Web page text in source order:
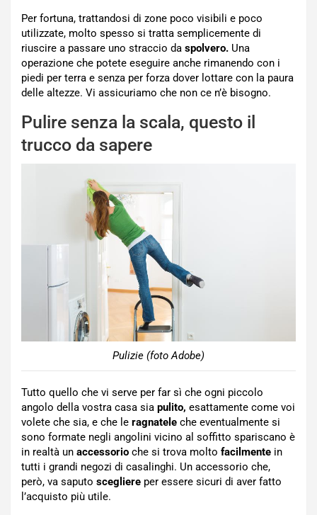
Per fortuna, trattandosi di zone poco visibili e poco
utilizzate, molto spesso si tratta semplicemente di
riuscire a passare uno straccio da spolvero. Una
operazione che potete eseguire anche rimanendo con i
piedi per terra e senza per forza dover lottare con la paura
delle altezze. Vi assicuriamo che non ce n’è bisogno.
Pulire senza la scala, questo il
trucco da sapere
Pulizie (foto Adobe)
Tutto quello che vi serve per far sì che ogni piccolo
angolo della vostra casa sia pulito, esattamente come voi
volete che sia, e che le ragnatele che eventualmente si
sono formate negli angolini vicino al soffitto spariscano è
in realtà un accessorio che si trova molto facilmente in
tutti i grandi negozi di casalinghi. Un accessorio che,
però, va saputo scegliere per essere sicuri di aver fatto
l’acquisto più utile.